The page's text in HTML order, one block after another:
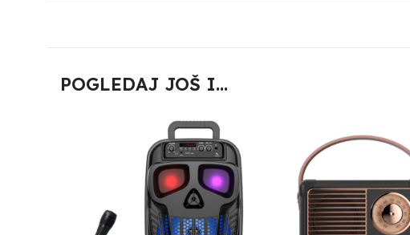
POGLEDAJ JOŠ I...